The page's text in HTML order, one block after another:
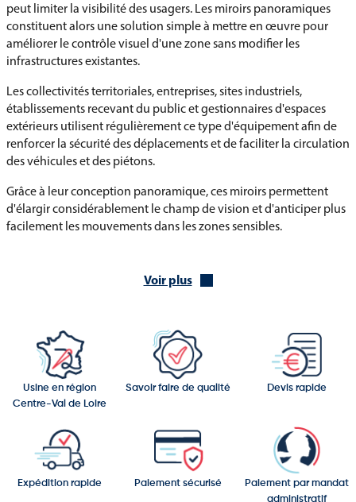
peut limiter la visibilité des usagers. Les miroirs panoramiques
constituent alors une solution simple à mettre en œuvre pour
améliorer le contrôle visuel d'une zone sans modifier les
infrastructures existantes.
Les collectivités territoriales, entreprises, sites industriels,
établissements recevant du public et gestionnaires d'espaces
extérieurs utilisent régulièrement ce type d'équipement afin de
renforcer la sécurité des déplacements et de faciliter la circulation
des véhicules et des piétons.
Grâce à leur conception panoramique, ces miroirs permettent
d'élargir considérablement le champ de vision et d'anticiper plus
facilement les mouvements dans les zones sensibles.
Vous trouverez dans cette catégorie :
Ce modèle a été développé pour répondre aux besoins de
surveillance et de visibilité dans les espaces extérieurs nécessitant
une vision élargie.
qu'un miroir classique et facilite l'observation de plusieurs axes
de circulation depuis un même point de contrôle. Cette
caractéristique est particulièrement utile dans les zones où les
véhicules, les piétons ou les engins circulent simultanément.
Voir plus
Usine en région
Centre-Val de Loire
Savoir faire de qualité Devis rapide
Expédition rapide Paiement sécurisé
Paiement par mandat
administratif